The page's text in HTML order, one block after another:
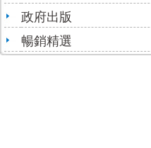
政府出版
暢銷精選